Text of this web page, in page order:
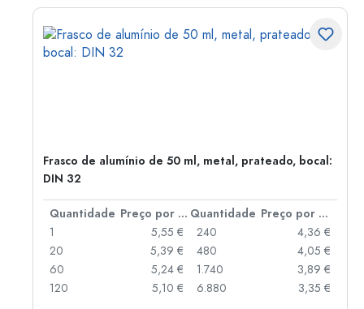
Frasco de alumínio de 50 ml, metal, prateado, bocal:
DIN 32
Quantidade Preço por peça Quantidade
Preço por peça
1
5,55 €
20
5,39 €
60
5,24 €
120
5,10 €
240
4,36 €
480
4,05 €
1.740
3,89 €
6.880
3,35 €